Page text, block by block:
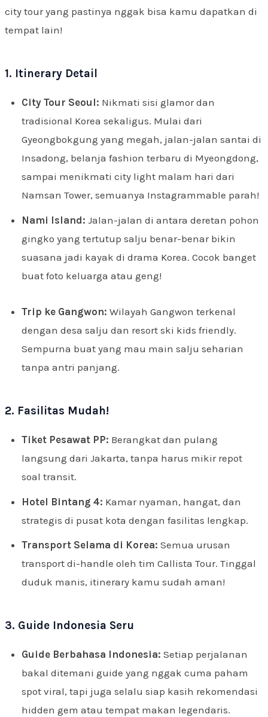
city tour yang pastinya nggak bisa kamu dapatkan di
tempat lain!
1. Itinerary Detail
City Tour Seoul: Nikmati sisi glamor dan
tradisional Korea sekaligus. Mulai dari
Gyeongbokgung yang megah, jalan-jalan santai di
Insadong, belanja fashion terbaru di Myeongdong,
sampai menikmati city light malam hari dari
Namsan Tower, semuanya Instagrammable parah!
Nami Island: Jalan-jalan di antara deretan pohon
gingko yang tertutup salju benar-benar bikin
suasana jadi kayak di drama Korea. Cocok banget
buat foto keluarga atau geng!
Trip ke Gangwon: Wilayah Gangwon terkenal
dengan desa salju dan resort ski kids friendly.
Sempurna buat yang mau main salju seharian
tanpa antri panjang.
2. Fasilitas Mudah!
Tiket Pesawat PP: Berangkat dan pulang
langsung dari Jakarta, tanpa harus mikir repot
soal transit.
Hotel Bintang 4: Kamar nyaman, hangat, dan
strategis di pusat kota dengan fasilitas lengkap.
Transport Selama di Korea: Semua urusan
transport di-handle oleh tim Callista Tour. Tinggal
duduk manis, itinerary kamu sudah aman!
3. Guide Indonesia Seru
Guide Berbahasa Indonesia: Setiap perjalanan
bakal ditemani guide yang nggak cuma paham
spot viral, tapi juga selalu siap kasih rekomendasi
hidden gem atau tempat makan legendaris.